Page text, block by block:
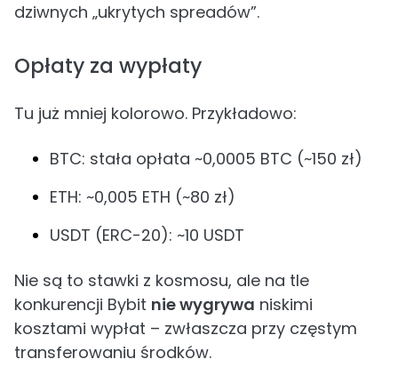
dziwnych „ukrytych spreadów”.
Opłaty za wypłaty
Tu już mniej kolorowo. Przykładowo:
BTC: stała opłata ~0,0005 BTC (~150 zł)
ETH: ~0,005 ETH (~80 zł)
USDT (ERC-20): ~10 USDT
Nie są to stawki z kosmosu, ale na tle
konkurencji Bybit nie wygrywa niskimi
kosztami wypłat – zwłaszcza przy częstym
transferowaniu środków.